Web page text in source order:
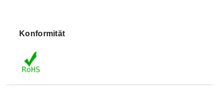
montieren. DRTB-Rails sind perforierter Stahl mit
35x7,5 mm und 35x15 mm erhältlich. Diese DIN-
Schienen entsprechen den Normen DIN 50045, 50022
Konformität